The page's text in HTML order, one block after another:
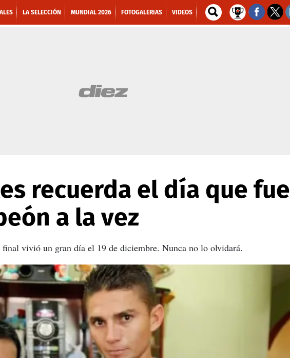
LA SELECCIÓN MUNDIAL 2026 FOTOGALERIAS VIDEOS
recuerda el día que fue
a la vez
final vivió un gran día el 19 de diciembre. Nunca no lo olvidará.